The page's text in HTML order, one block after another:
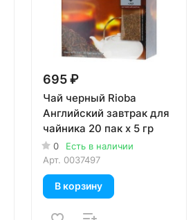
695 ₽
Чай черный Rioba
Английский завтрак для
чайника 20 пак х 5 гр
0
Есть в наличии
Арт. 0037497
В корзину